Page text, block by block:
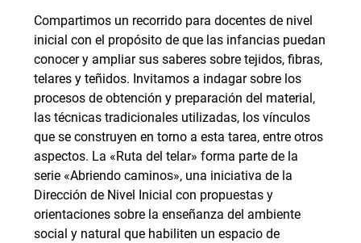
Compartimos un recorrido para docentes de nivel
inicial con el propósito de que las infancias puedan
conocer y ampliar sus saberes sobre tejidos, fibras,
telares y teñidos. Invitamos a indagar sobre los
procesos de obtención y preparación del material,
las técnicas tradicionales utilizadas, los vínculos
que se construyen en torno a esta tarea, entre otros
aspectos. La «Ruta del telar» forma parte de la
serie «Abriendo caminos», una iniciativa de la
Dirección de Nivel Inicial con propuestas y
orientaciones sobre la enseñanza del ambiente
social y natural que habiliten un espacio de